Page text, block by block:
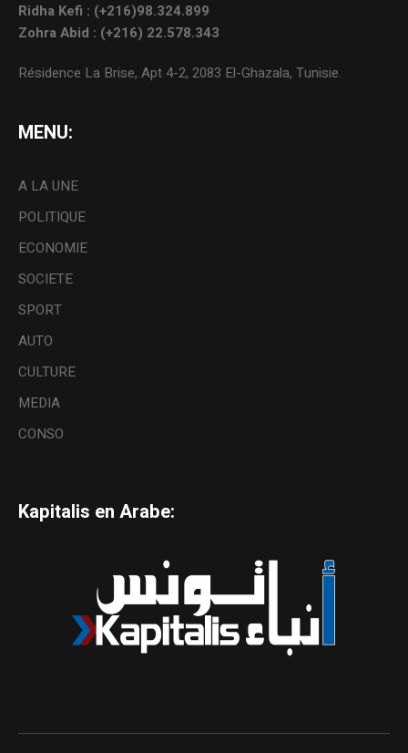
Ridha Kefi : (+216)98.324.899
Zohra Abid : (+216) 22.578.343
Résidence La Brise, Apt 4-2, 2083 El-Ghazala, Tunisie.
MENU:
A LA UNE
POLITIQUE
ECONOMIE
SOCIETE
SPORT
AUTO
CULTURE
MEDIA
CONSO
Kapitalis en Arabe: